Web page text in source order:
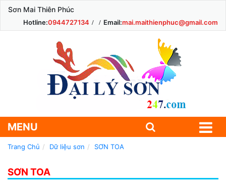
Sơn Mai Thiên Phúc
Hotline:0944727134 Email:mai.maithienphuc@gmail.com
MENU
Trang Chủ Dữ liệu sơn SƠN TOA
SƠN TOA